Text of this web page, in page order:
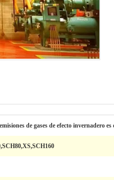
de gases de efecto invernadero es